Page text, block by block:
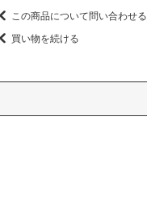
この商品について問い合わせる
買い物を続ける